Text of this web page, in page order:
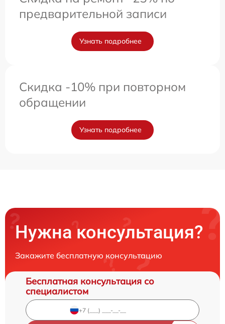
предварительной записи
Узнать подробнее
Скидка -10% при повторном
обращении
Узнать подробнее
Нужна консультация?
Закажите бесплатную консультацию
Бесплатная консультация со
специалистом